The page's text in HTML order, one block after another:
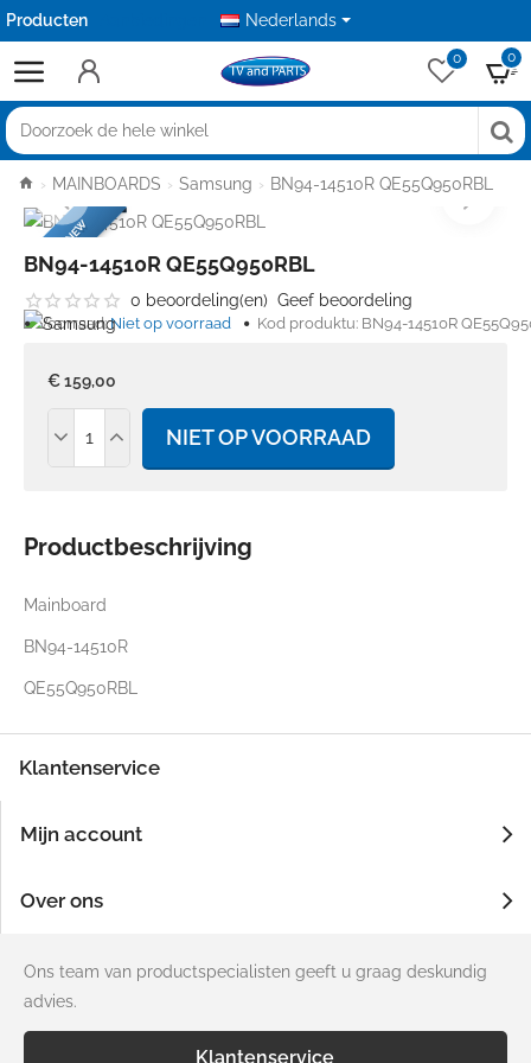
Producten Nederlands
0 0
Doorzoek
winkel
home
MAINBOARDS Samsung BN94-14510R QE55Q950RBL
BRANDNEW
BN94-14510R QE55Q950RBL
Voorraad: Niet op voorraad Kod produktu: BN94-14510R
0 beoordeling(en) Geef beoordeling
€ 159,00
NIET OP VOORRAAD
Productbeschrijving
Mainboard
BN94-14510R
QE55Q950RBL
Klantenservice
Mijn account
Over ons
Ons team van productspecialisten geeft u graag deskundig
advies.
Klantenservice